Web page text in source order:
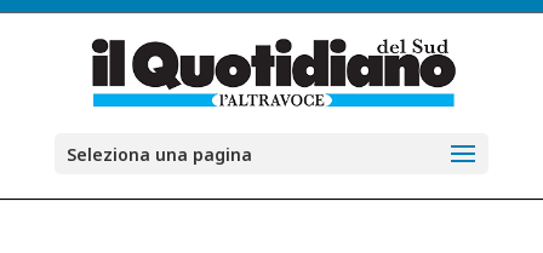
Seleziona una pagina